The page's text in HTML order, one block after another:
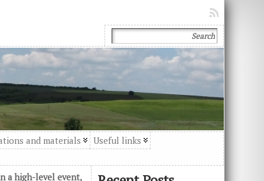
and materials
Useful links
a high-level event,